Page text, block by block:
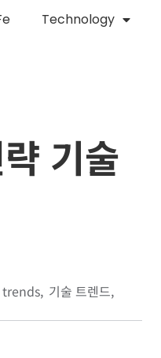
Technology
기술
기술 트렌드